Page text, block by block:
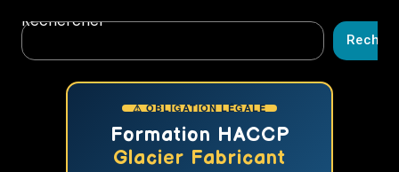
Complément
de
Revenu
Rechercher
⚠ OBLIGATION LÉGALE
Formation HACCP
Glacier Fabricant